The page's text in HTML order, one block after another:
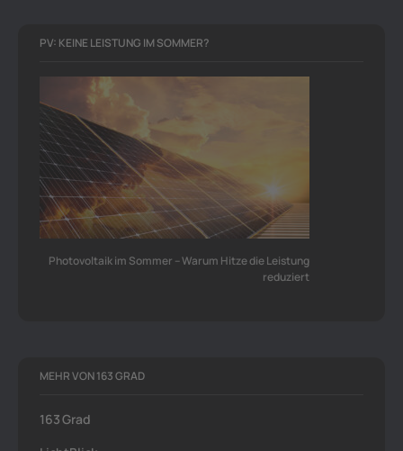
PV: KEINE LEISTUNG IM SOMMER?
Photovoltaik im Sommer – Warum Hitze die Leistung
reduziert
MEHR VON 163 GRAD
163 Grad